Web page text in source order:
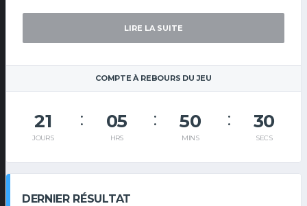
LIRE LA SUITE
COMPTE À REBOURS DU JEU
21
JOURS
05
HRS
50
MINS
29
SECS
DERNIER RÉSULTAT